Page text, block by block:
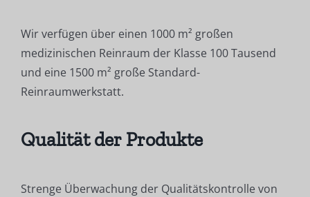
Wir verfügen über einen 1000 m² großen
medizinischen Reinraum der Klasse 100 Tausend
und eine 1500 m² große Standard-
Reinraumwerkstatt.
Qualität der Produkte
Strenge Überwachung der Qualitätskontrolle von